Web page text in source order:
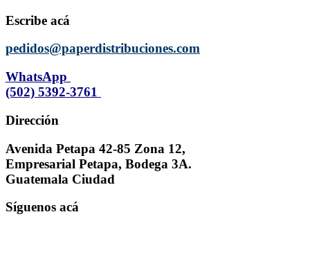
Escribe acá
pedidos@paperdistribuciones.com
WhatsApp
(502) 5392-3761
Dirección
Avenida Petapa 42-85 Zona 12,
Empresarial Petapa, Bodega 3A.
Guatemala Ciudad
Síguenos acá